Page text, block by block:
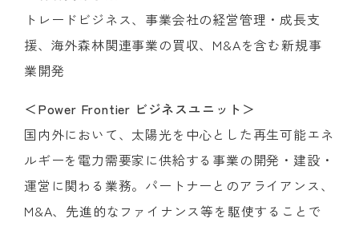
トレードビジネス、事業会社の経営管理・成長支
援、海外森林関連事業の買収、M&Aを含む新規事
業開発
＜Power Frontier ビジネスユニット＞
国内外において、太陽光を中心とした再生可能エネ
ルギーを電力需要家に供給する事業の開発・建設・
運営に関わる業務。パートナーとのアライアンス、
M&A、先進的なファイナンス等を駆使することで